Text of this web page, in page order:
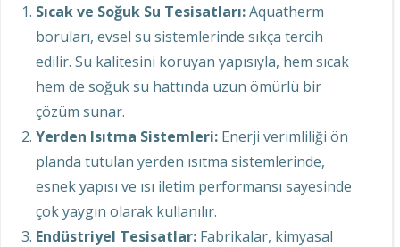
Sıcak ve Soğuk Su Tesisatları:Aquatherm
boruları, evsel su sistemlerinde sıkça tercih
edilir. Su kalitesini koruyan yapısıyla, hem sıcak
hem de soğuk su hattında uzun ömürlü bir
çözüm sunar.
Yerden Isıtma Sistemleri: Enerji verimliliği ön
planda tutulan yerden ısıtma sistemlerinde,
esnek yapısı ve ısı iletim performansı sayesinde
çok yaygın olarak kullanılır.
Endüstriyel Tesisatlar: Fabrikalar, kimyasal